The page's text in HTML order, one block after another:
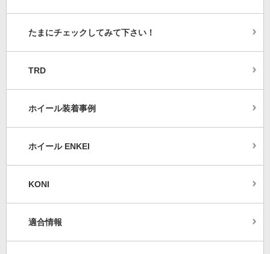
たまにチェックしてみて下さい！
TRD
ホイール装着事例
ホイール ENKEI
KONI
適合情報